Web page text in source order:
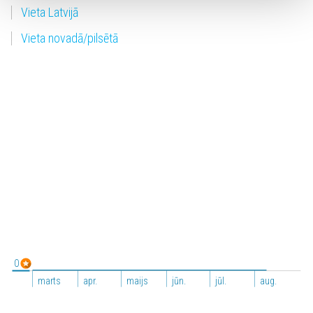
Vieta Latvijā
Vieta novadā/pilsētā
marts apr. maijs jūn. jūl. aug.
0